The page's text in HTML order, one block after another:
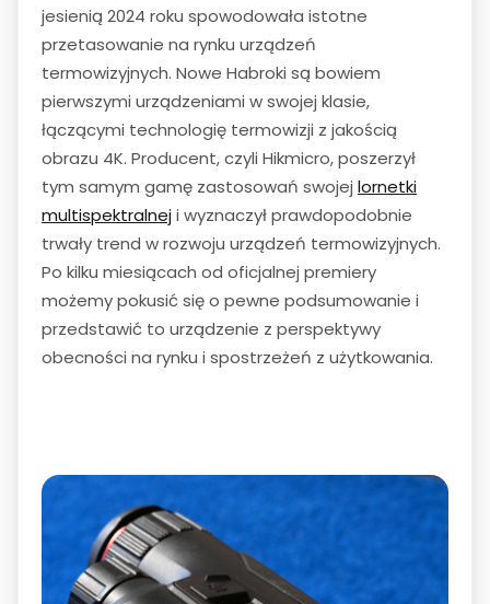
jesienią 2024 roku spowodowała istotne
przetasowanie na rynku urządzeń
termowizyjnych. Nowe Habroki są bowiem
pierwszymi urządzeniami w swojej klasie,
łączącymi technologię termowizji z jakością
obrazu 4K. Producent, czyli Hikmicro, poszerzył
tym samym gamę zastosowań swojej lornetki
multispektralneji wyznaczył prawdopodobnie
trwały trend w rozwoju urządzeń termowizyjnych.
Po kilku miesiącach od oficjalnej premiery
możemy pokusić się o pewne podsumowanie i
przedstawić to urządzenie z perspektywy
obecności na rynku i spostrzeżeń z użytkowania.